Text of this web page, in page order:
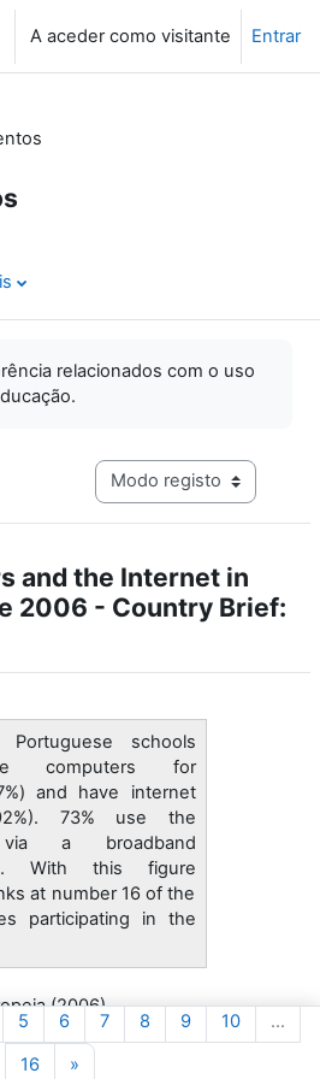
A aceder como visitante Entrar
relacionados com o uso
Navegação terciária do
and the Internet in
2006 - Country Brief:
schools
computers for
and have internet
73% use the
a broadband
With this figure
at number 16 of the
participating in the
(2006)
4
5Página 5
6Página 6
7Página 7
8Página 8
9Página 9
10Página 10
…
16Página 16
»